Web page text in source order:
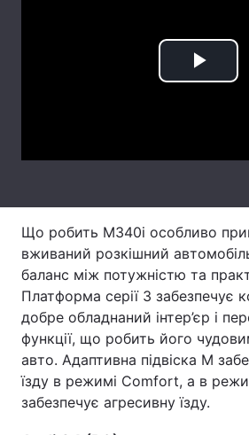
Play
Що робить M340i особливо
вживаний розкішний
баланс між потужністю та
Платформа серії 3 забезпечує
добре обладнаний інтер’єр і
функції, що робить його
авто. Адаптивна підвіска M
їзду в режимі Comfort, а в
забезпечує агресивну їзду.